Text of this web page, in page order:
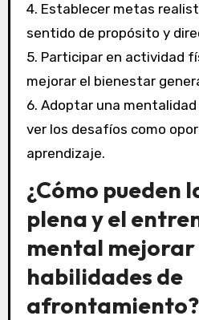
4. Establecer metas
sentido de propósito y
5. Participar en actividad
mejorar el bienestar
6. Adoptar una
ver los desafíos como
aprendizaje.
¿Cómo pueden
plena y el
mental mejorar
habilidades de
afrontamiento?